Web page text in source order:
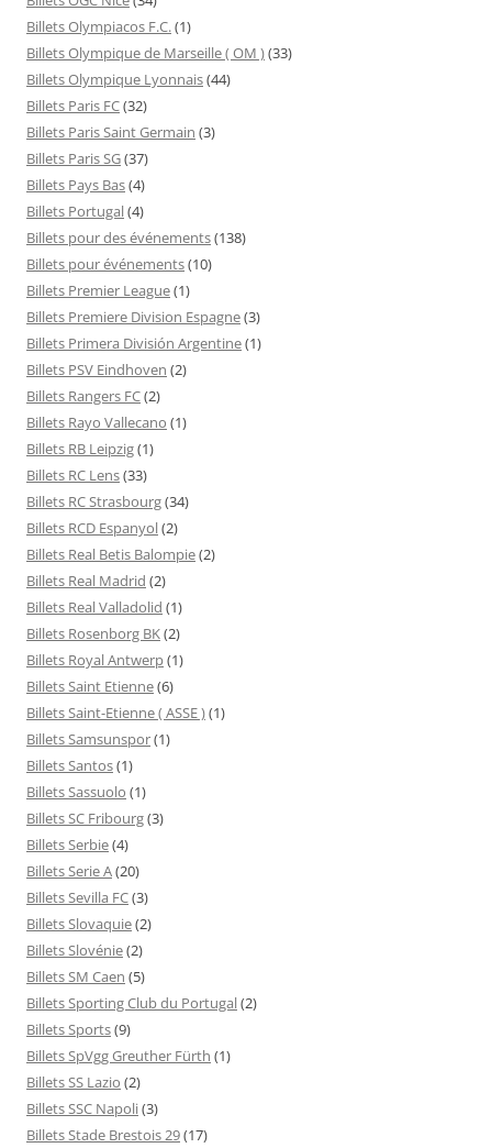
Billets Olympiacos F.C.(1)
Billets Olympique de Marseille ( OM )(33)
Billets Olympique Lyonnais(44)
Billets Paris FC(32)
Billets Paris Saint Germain (3)
Billets Paris SG(37)
Billets Pays Bas(4)
Billets Portugal(4)
Billets pour des événements(138)
Billets pour événements(10)
Billets Premier League(1)
Billets Premiere Division Espagne(3)
Billets Primera División Argentine(1)
Billets PSV Eindhoven (2)
Billets Rangers FC(2)
Billets Rayo Vallecano (1)
Billets RB Leipzig(1)
Billets RC Lens(33)
Billets RC Strasbourg(34)
Billets RCD Espanyol(2)
Billets Real Betis Balompie(2)
Billets Real Madrid (2)
Billets Real Valladolid (1)
Billets Rosenborg BK(2)
Billets Royal Antwerp(1)
Billets Saint Etienne(6)
Billets Saint-Etienne ( ASSE )(1)
Billets Samsunspor(1)
Billets Santos(1)
Billets Sassuolo (1)
Billets SC Fribourg(3)
Billets Serbie(4)
Billets Serie A(20)
Billets Sevilla FC(3)
Billets Slovaquie(2)
Billets Slovénie(2)
Billets SM Caen (5)
Billets Sporting Club du Portugal(2)
Billets Sports(9)
Billets SpVgg Greuther Fürth (1)
Billets SS Lazio (2)
Billets SSC Napoli(3)
Billets Stade Brestois 29(17)